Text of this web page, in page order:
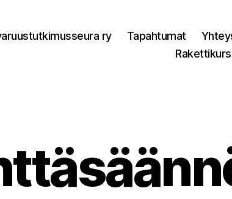
ry Tapahtumat